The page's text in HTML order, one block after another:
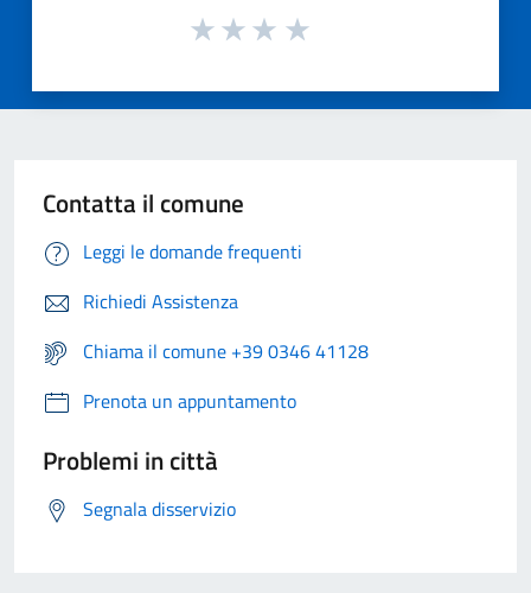
Contatta il comune
Leggi le domande frequenti
Richiedi Assistenza
Chiama il comune +39 0346 41128
Prenota un appuntamento
Problemi in città
Segnala disservizio